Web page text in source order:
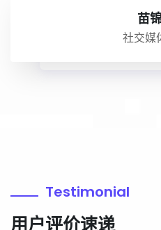
苗
社交媒
Testimonial
用户评价速递